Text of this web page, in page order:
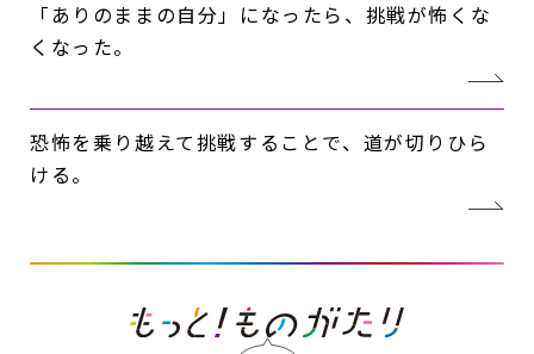
「ありのままの自分」になったら、挑戦が怖くな
くなった。
恐怖を乗り越えて挑戦することで、道が切りひら
ける。